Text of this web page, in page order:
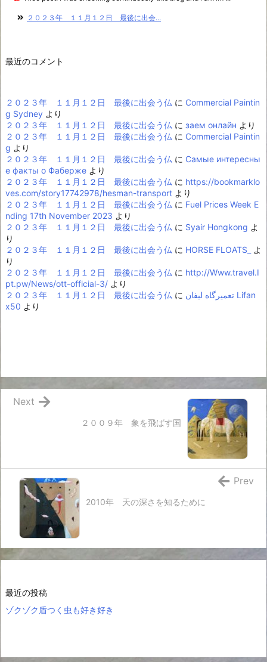
２０２３年 １１月１２日 最後に出会...
最近のコメント
２０２３年 １１月１２日 最後に出会う仏 に Commercial Paintin
g Sydney より
２０２３年 １１月１２日 最後に出会う仏 に заем онлайн より
２０２３年 １１月１２日 最後に出会う仏 に Commercial Paintin
g より
２０２３年 １１月１２日 最後に出会う仏 に Самые интересны
е факты о Фаберже より
２０２３年 １１月１２日 最後に出会う仏 に https://bookmarklo
ves.com/story17742978/hesman-transport より
２０２３年 １１月１２日 最後に出会う仏 に Fuel Prices Week E
nding 17th November 2023 より
２０２３年 １１月１２日 最後に出会う仏 に Syair Hongkong よ
り
２０２３年 １１月１２日 最後に出会う仏 に HORSE FLOATS_
よ
り
２０２３年 １１月１２日 最後に出会う仏 に http://Www.travel.I
pt.pw/News/ott-official-3/ より
２０２３年 １１月１２日 最後に出会う仏 に تعمیرگاه لیفان Lifan
x50 より
２００９年 象を飛ばす国
Next
2010年 天の深さを知るために
Prev
最近の投稿
ゾクゾク盾つく虫も好き好き